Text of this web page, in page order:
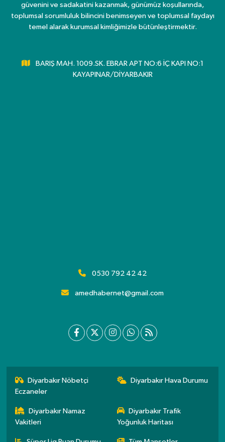
güvenini ve sadakatini kazanmak, günümüz koşullarında,
toplumsal sorumluluk bilincini benimseyen ve toplumsal faydayı
temel alarak kurumsal kimliğimizle bütünleştirmektir.
BARIŞ MAH. 1009.SK. EBRAR APT NO:6 İÇ KAPI NO:1
KAYAPINAR/DİYARBAKIR
0530 792 42 42
amedhabernet@gmail.com
Diyarbakır Nöbetçi
Eczaneler
Diyarbakır Hava Durumu
Diyarbakır Namaz
Vakitleri
Diyarbakır Trafik
Yoğunluk Haritası